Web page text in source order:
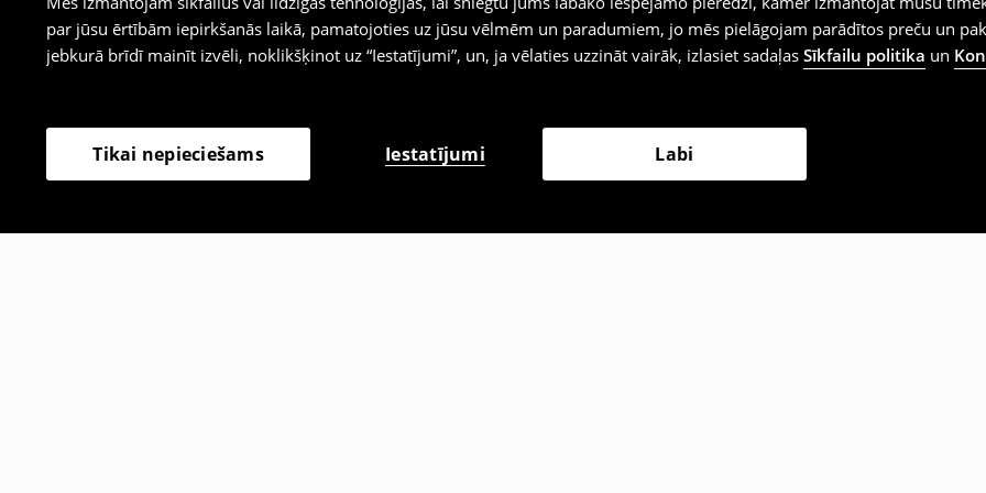
par jūsu ērtībām iepirkšanās laikā, pamatojoties uz jūsu vēlmēm un paradumiem, jo mēs pielāgojam parādītos preču un
jebkurā brīdī mainīt izvēli, noklikšķinot uz “Iestatījumi”, un, ja vēlaties uzzināt vairāk, izlasiet sadaļas Sīkfailu politika un
Tikai nepieciešams Iestatījumi Labi